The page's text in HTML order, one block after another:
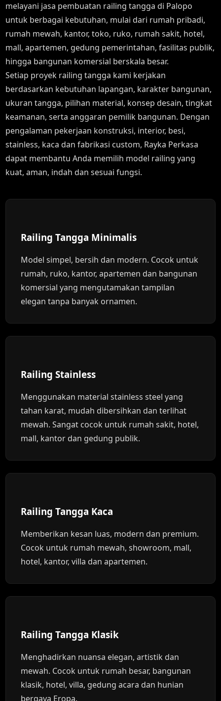
melayani jasa pembuatan railing tangga di Palopo
untuk berbagai kebutuhan, mulai dari rumah pribadi,
rumah mewah, kantor, toko, ruko, rumah sakit, hotel,
mall, apartemen, gedung pemerintahan, fasilitas publik,
hingga bangunan komersial berskala besar.
Setiap proyek railing tangga kami kerjakan
berdasarkan kebutuhan lapangan, karakter bangunan,
ukuran tangga, pilihan material, konsep desain, tingkat
keamanan, serta anggaran pemilik bangunan. Dengan
pengalaman pekerjaan konstruksi, interior, besi,
stainless, kaca dan fabrikasi custom, Rayka Perkasa
dapat membantu Anda memilih model railing yang
kuat, aman, indah dan sesuai fungsi.
Railing Tangga Minimalis
Model simpel, bersih dan modern. Cocok untuk
rumah, ruko, kantor, apartemen dan bangunan
komersial yang mengutamakan tampilan
elegan tanpa banyak ornamen.
Railing Stainless
Menggunakan material stainless steel yang
tahan karat, mudah dibersihkan dan terlihat
mewah. Sangat cocok untuk rumah sakit, hotel,
mall, kantor dan gedung publik.
Railing Tangga Kaca
Memberikan kesan luas, modern dan premium.
Cocok untuk rumah mewah, showroom, mall,
hotel, kantor, villa dan apartemen.
Railing Tangga Klasik
Menghadirkan nuansa elegan, artistik dan
mewah. Cocok untuk rumah besar, bangunan
klasik, hotel, villa, gedung acara dan hunian
bergaya Eropa.